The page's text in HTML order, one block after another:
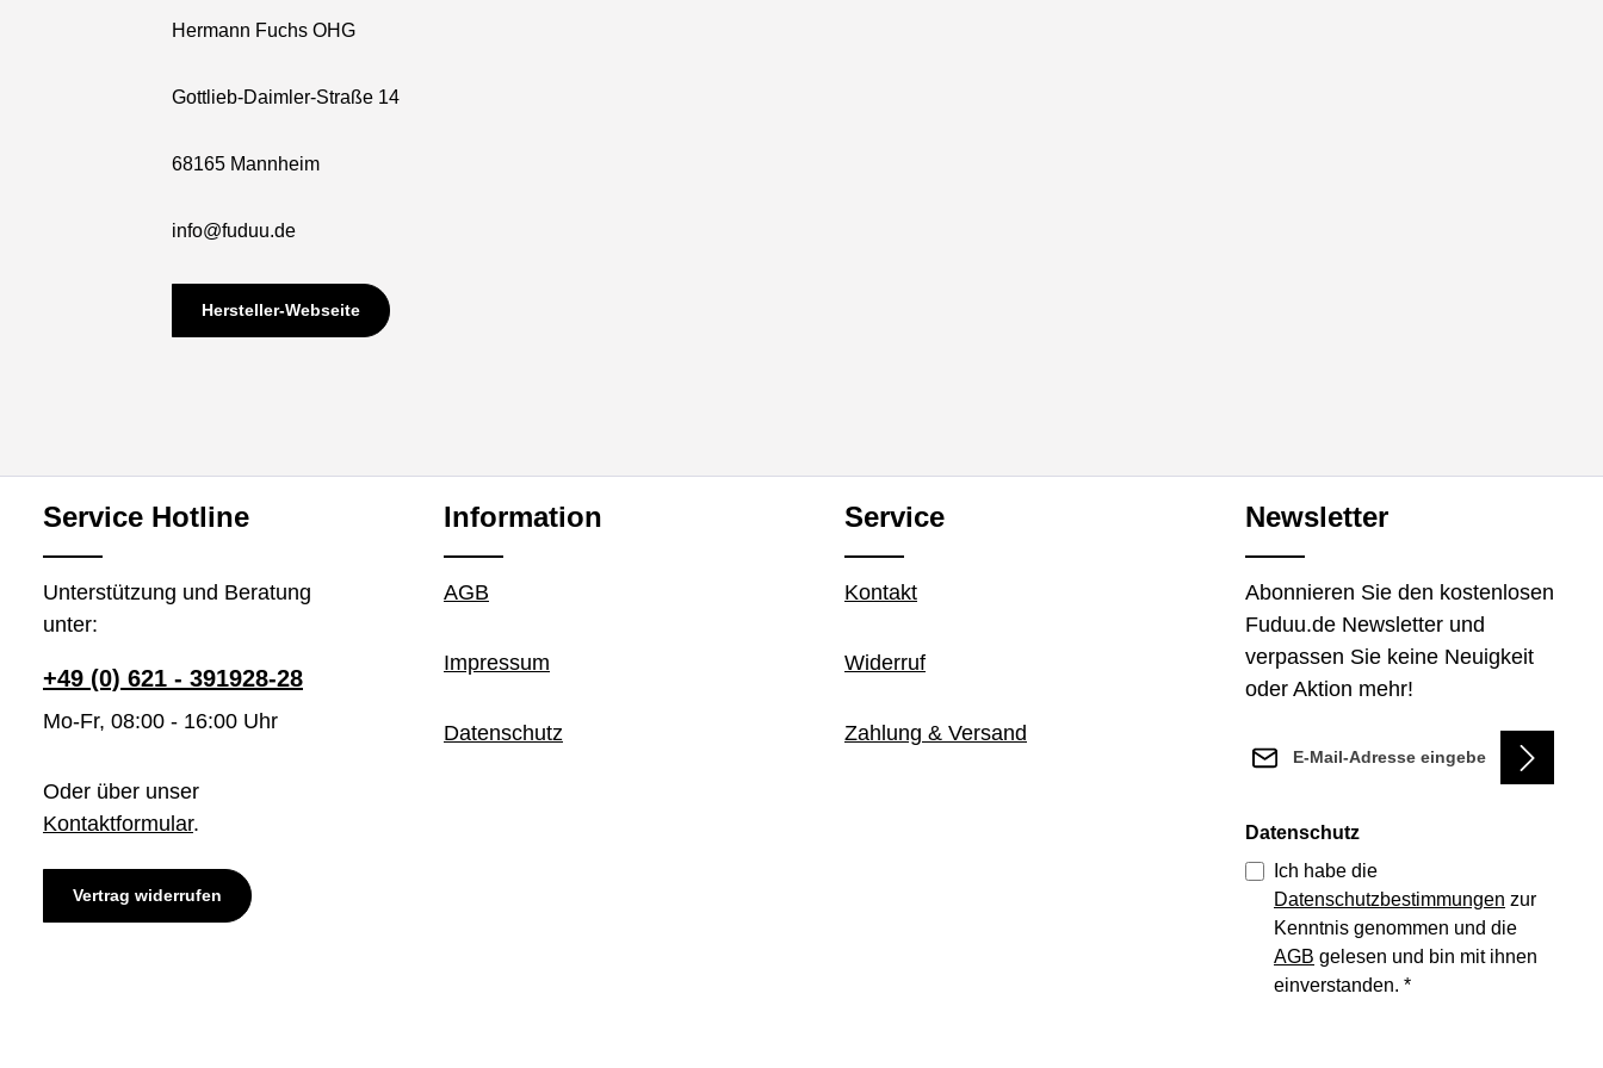
Hermann Fuchs OHG
Gottlieb-Daimler-Straße 14
68165 Mannheim
info@fuduu.de
Hersteller-Webseite
Service Hotline
Unterstützung und Beratung
unter:
+49 (0) 621 - 391928-28
Mo-Fr, 08:00 - 16:00 Uhr
Oder über unser
Kontaktformular.
Vertrag widerrufen
Information
AGB
Impressum
Datenschutz
Service
Kontakt
Widerruf
Zahlung & Versand
Newsletter
Abonnieren Sie den kostenlosen
Fuduu.de Newsletter und
verpassen Sie keine Neuigkeit
oder Aktion mehr!
Datenschutz
Ich habe die
Datenschutzbestimmungen zur
Kenntnis genommen und die
AGB gelesen und bin mit ihnen
einverstanden. *